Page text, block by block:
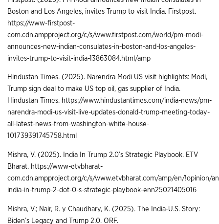
Boston and Los Angeles, invites Trump to visit India. Firstpost.
https://www-firstpost-
com.cdn.ampproject.org/c/s/www.firstpost.com/world/pm-modi-
announces-new-indian-consulates-in-boston-and-los-angeles-
invites-trump-to-visit-india-13863084.html/amp
Hindustan Times. (2025). Narendra Modi US visit highlights: Modi,
Trump sign deal to make US top oil, gas supplier of India.
Hindustan Times. https://www.hindustantimes.com/india-news/pm-
narendra-modi-us-visit-live-updates-donald-trump-meeting-today-
all-latest-news-from-washington-white-house-
101739391745758.html
Mishra, V. (2025). India In Trump 2.0’s Strategic Playbook. ETV
Bharat. https://www-etvbharat-
com.cdn.ampproject.org/c/s/www.etvbharat.com/amp/en/!opinion/
india-in-trump-2-dot-0-s-strategic-playbook-enn25021405016
Mishra, V.; Nair, R. y Chaudhary, K. (2025). The India-U.S. Story:
Biden’s Legacy and Trump 2.0. ORF.